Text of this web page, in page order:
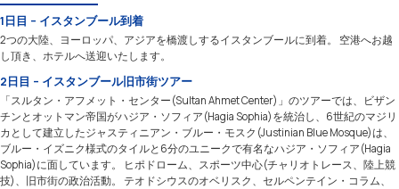
1日目 – イスタンブール到着
2つの大陸、ヨーロッパ、アジアを橋渡しするイスタンブールに到着。 空港へお越
し頂き、ホテルへ送迎いたします。
2日目 – イスタンブール旧市街ツアー
「スルタン・アフメット・センター(Sultan Ahmet Center)」のツアーでは、ビザン
チンとオットマン帝国がハジア・ソフィア(Hagia Sophia)を統治し、6世紀のマジリ
カとして建立したジャスティニアン・ブルー・モスク(Justinian Blue Mosque)は、
ブルー・イズニク様式のタイルと6分のユニークで有名なハジア・ソフィア(Hagia
Sophia)に面しています。 ヒポドローム、スポーツ中心(チャリオトレース、陸上競
技)、旧市街の政治活動。 テオドシウスのオベリスク、セルペンテイン・コラム、